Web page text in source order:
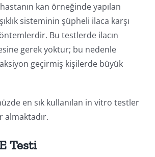
kan örneğinde yapılan
sisteminin şüpheli ilaca karşı
Bu testlerde ilacın
gerek yoktur; bu nedenle
geçirmiş kişilerde büyük
en sık kullanılan in vitro testler
almaktadır.
Testi